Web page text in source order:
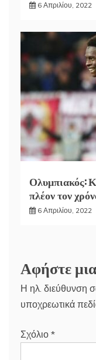
6 Απριλίου, 2022
Ολυμπιακός:
πλέον τον
6 Απριλίου, 2022
Αφήστε
Η ηλ. διεύθυνση
υποχρεωτικά
Σχόλιο *